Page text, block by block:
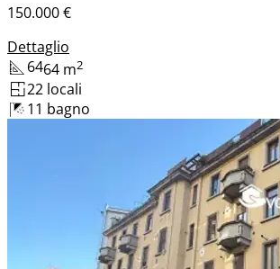
150.000 €
Dettaglio
6464 m2
22 locali
11 bagno